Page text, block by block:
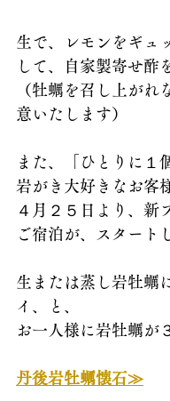
生で、レモンをギュ
して、自家製寄せ酢
（牡蠣を召し上がれ
意いたします）
また、「ひとりに１
岩がき大好きなお客
４月２５日より、新
ご宿泊が、スタート
生または蒸し岩牡蠣
イ、と、
お一人様に岩牡蠣が
丹後岩牡蠣懐石≫